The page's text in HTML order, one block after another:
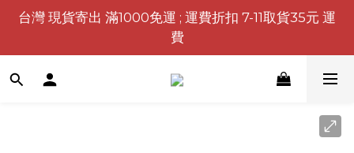
台灣 現貨寄出 滿1000免運 ; 運費折扣 7-11取貨35元 運
費